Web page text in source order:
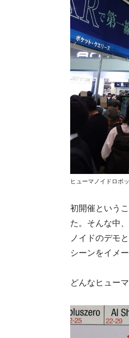
ヒューマノイドロボ
初開催という
た。そんな中
ノイドのデモ
シーンをイメ
どんなヒュー